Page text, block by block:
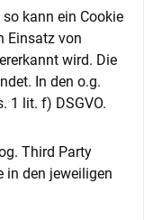
kann ein Cookie
Einsatz von
wird. Die
In den o.g.
1 lit. f) DSGVO.
Third Party
in den jeweiligen